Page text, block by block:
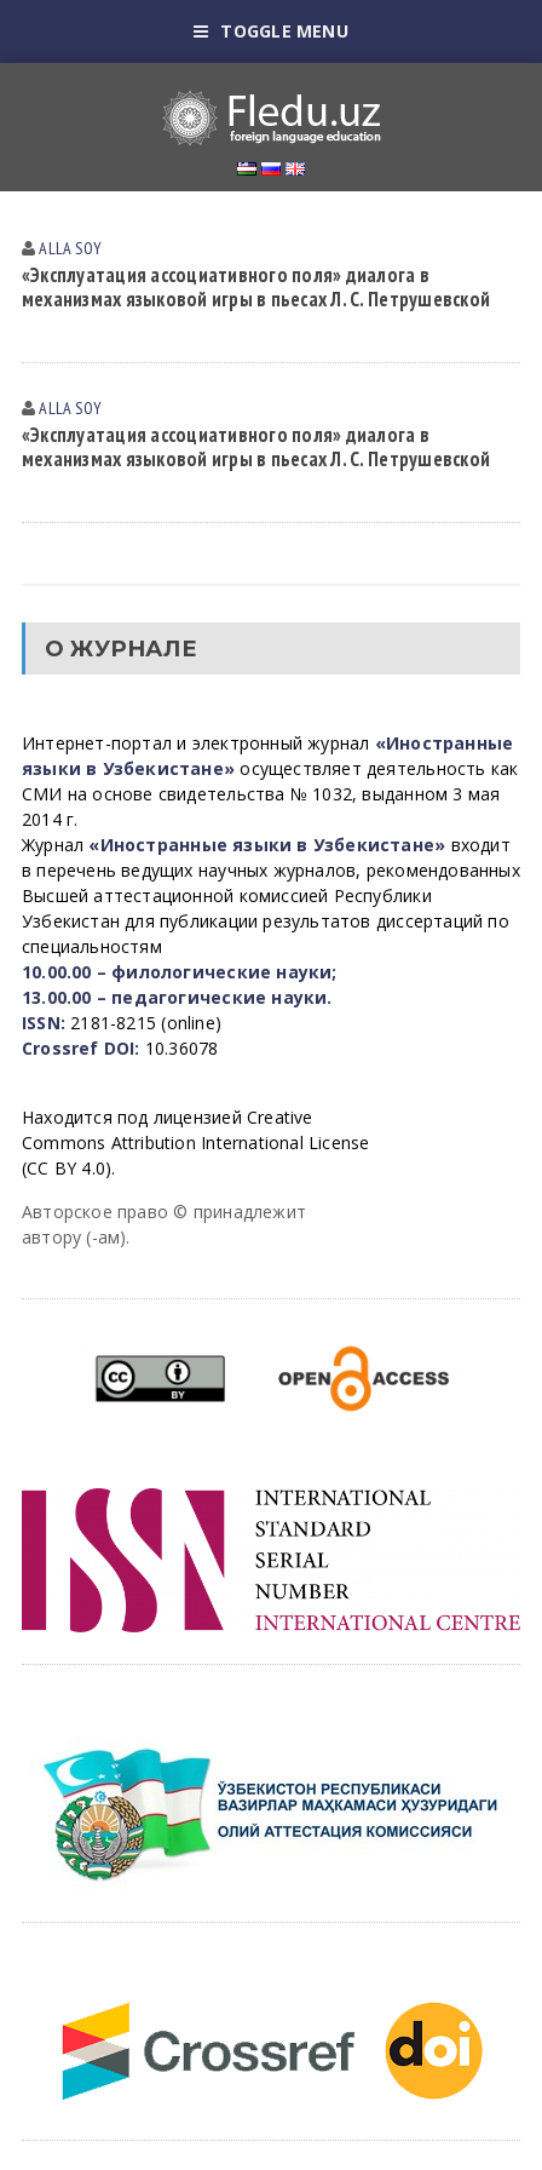
TOGGLE MENU
ALLA SOY
«Эксплуатация ассоциативного поля» диалога в
механизмах языковой игры в пьесах Л. С. Петрушевской
ALLA SOY
«Эксплуатация ассоциативного поля» диалога в
механизмах языковой игры в пьесах Л. С. Петрушевской
О ЖУРНАЛЕ
Интернет-портал и электронный журнал «Иностранные
языки в Узбекистане» осуществляет деятельность как
СМИ на основе свидетельства № 1032, выданном 3 мая
2014 г.
Журнал «Иностранные языки в Узбекистане» входит
в перечень ведущих научных журналов, рекомендованных
Высшей аттестационной комиссией Республики
Узбекистан для публикации результатов диссертаций по
специальностям
10.00.00 – филологические науки;
13.00.00 – педагогические науки.
ISSN: 2181-8215 (online)
Crossref DOI: 10.36078
Находится под лицензией Creative
Commons Attribution International License
(CC BY 4.0).
Авторское право © принадлежит
автору (-ам).